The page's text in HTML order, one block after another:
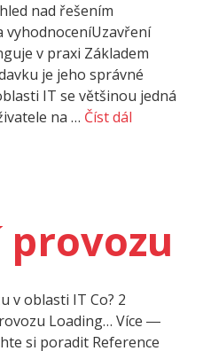
nad řešením
vyhodnoceníUzavření
v praxi Základem
je jeho správné
IT se většinou jedná
na … Číst dál
v oblasti IT Co? 2
Loading… Více ―
si poradit Refe­rence